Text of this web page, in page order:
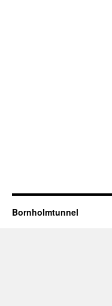
Bornholmtunnel